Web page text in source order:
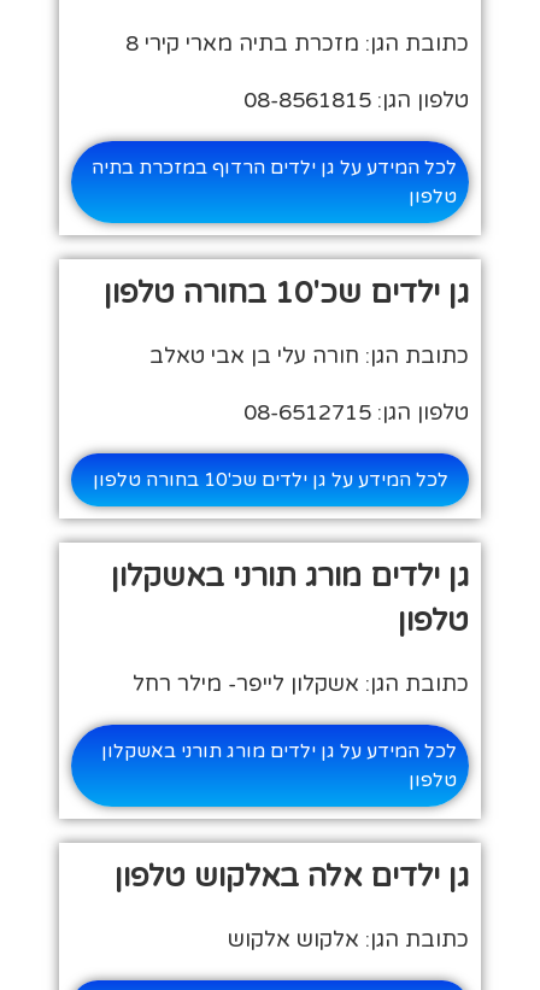
כתובת הגן: מזכרת בתיה מארי קירי 8
טלפון הגן: 08-8561815
לכל המידע על גן ילדים הרדוף במזכרת בתיה
טלפון
גן ילדים שכ'10 בחורה טלפון
כתובת הגן: חורה עלי בן אבי טאלב
טלפון הגן: 08-6512715
לכל המידע על גן ילדים שכ'10 בחורה טלפון
גן ילדים מורג תורני באשקלון
טלפון
כתובת הגן: אשקלון לייפר- מילר רחל
לכל המידע על גן ילדים מורג תורני באשקלון
טלפון
גן ילדים אלה באלקוש טלפון
כתובת הגן: אלקוש אלקוש